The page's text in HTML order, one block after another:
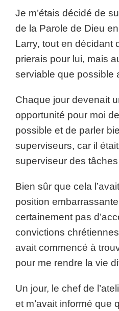
Je m’étais décidé de
de la Parole de Dieu
Larry, tout en décidant
prierais pour lui, mais
serviable que possible
Chaque jour devenait
opportunité pour moi
possible et de parler
superviseurs, car il
superviseur des
Bien sûr que cela
position
certainement pas
convictions
avait commencé à
pour me rendre la vie
Un jour, le chef de
et m’avait informé que